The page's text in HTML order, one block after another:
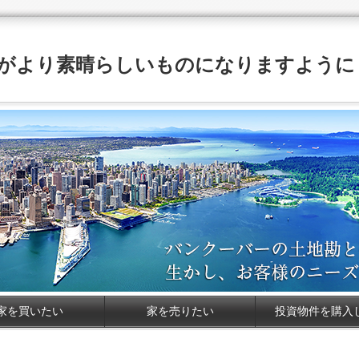
より素晴らしいものになりますように
を買いたい 家を売りたい 投資物件を購入